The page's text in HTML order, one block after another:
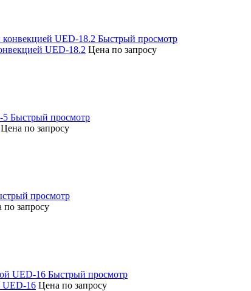
Быстрый просмотр
UED-18.2 Цена по запросу
Быстрый просмотр
Цена по запросу
просмотр
по запросу
Быстрый просмотр
UED-16 Цена по запросу